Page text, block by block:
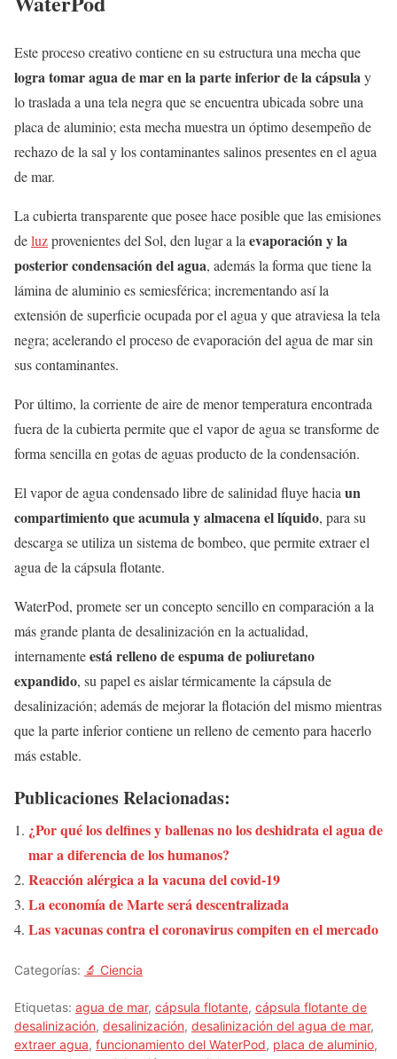
Este proceso creativo contiene en su estructura una mecha que
logra tomar agua de mar en la parte inferior de la cápsulay
lo traslada a una tela negra que se encuentra ubicada sobre una
placa de aluminio; esta mecha muestra un óptimo desempeño de
rechazo de la sal y los contaminantes salinos presentes en el agua
de mar.
La cubierta transparente que posee hace posible que las emisiones
deluzprovenientes del Sol, den lugar a la evaporación y la
posterior condensación del agua, además la forma que tiene la
lámina de aluminio es semiesférica; incrementando así la
extensión de superficie ocupada por el agua y que atraviesa la tela
negra; acelerando el proceso de evaporación del agua de mar sin
sus contaminantes.
Por último, la corriente de aire de menor temperatura encontrada
fuera de la cubierta permite que el vapor de agua se transforme de
forma sencilla en gotas de aguas producto de la condensación.
El vapor de agua condensado libre de salinidad fluye hacia un
compartimiento que acumula y almacena el líquido, para su
descarga se utiliza un sistema de bombeo, que permite extraer el
agua de la cápsula flotante.
WaterPod, promete ser un concepto sencillo en comparación a la
más grande planta de desalinización en la actualidad,
internamenteestá relleno de espuma de poliuretano
expandido, su papel es aislar térmicamente la cápsula de
desalinización; además de mejorar la flotación del mismo mientras
que la parte inferior contiene un relleno de cemento para hacerlo
más estable.
Publicaciones Relacionadas:
¿Por qué los delfines y ballenas no los deshidrata el agua de
mar a diferencia de los humanos?
Reacción alérgica a la vacuna del covid-19
La economía de Marte será descentralizada
Las vacunas contra el coronavirus compiten en el mercado
Categorías: 🔬 Ciencia
Etiquetas: agua de mar, cápsula flotante, cápsula flotante de
desalinización, desalinización, desalinización del agua de mar,
extraer agua, funcionamiento del WaterPod, placa de aluminio,